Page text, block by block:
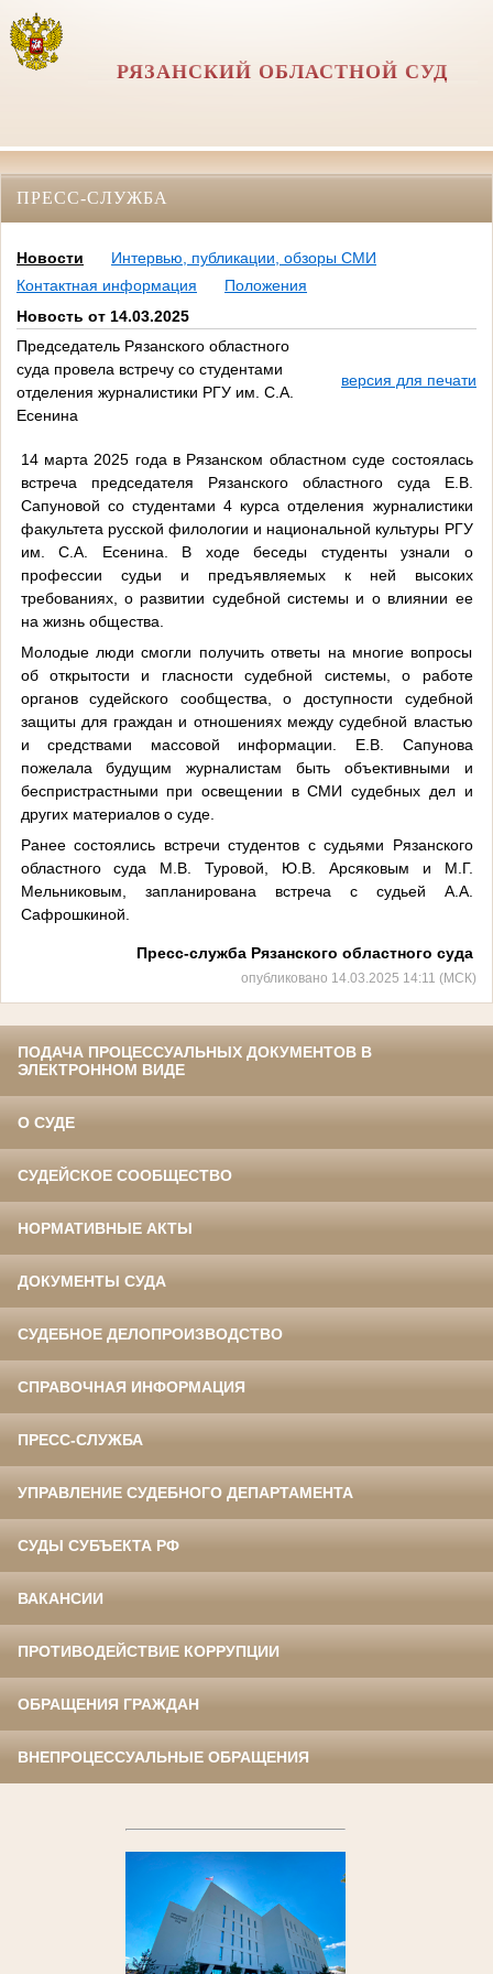
РЯЗАНСКИЙ ОБЛАСТНОЙ СУД
ПРЕСС-СЛУЖБА
Новости
Интервью, публикации, обзоры СМИ
Контактная информация
Положения
Новость от 14.03.2025
Председатель Рязанского областного
суда провела встречу со студентами
отделения журналистики РГУ им. С.А.
Есенина
версия для печати
14 марта 2025 года в Рязанском областном суде состоялась
встреча председателя Рязанского областного суда Е.В.
Сапуновой со студентами 4 курса отделения журналистики
факультета русской филологии и национальной культуры РГУ
им. С.А. Есенина. В ходе беседы студенты узнали о
профессии судьи и предъявляемых к ней высоких
требованиях, о развитии судебной системы и о влиянии ее
на жизнь общества.
Молодые люди смогли получить ответы на многие вопросы
об открытости и гласности судебной системы, о работе
органов судейского сообщества, о доступности судебной
защиты для граждан и отношениях между судебной властью
и средствами массовой информации. Е.В. Сапунова
пожелала будущим журналистам быть объективными и
беспристрастными при освещении в СМИ судебных дел и
других материалов о суде.
Ранее состоялись встречи студентов с судьями Рязанского
областного суда М.В. Туровой, Ю.В. Арсяковым и М.Г.
Мельниковым, запланирована встреча с судьей А.А.
Сафрошкиной.
Пресс-служба Рязанского областного суда
опубликовано 14.03.2025 14:11 (МСК)
ПОДАЧА ПРОЦЕССУАЛЬНЫХ ДОКУМЕНТОВ В
ЭЛЕКТРОННОМ ВИДЕ
О СУДЕ
СУДЕЙСКОЕ СООБЩЕСТВО
НОРМАТИВНЫЕ АКТЫ
ДОКУМЕНТЫ СУДА
СУДЕБНОЕ ДЕЛОПРОИЗВОДСТВО
СПРАВОЧНАЯ ИНФОРМАЦИЯ
ПРЕСС-СЛУЖБА
УПРАВЛЕНИЕ СУДЕБНОГО ДЕПАРТАМЕНТА
СУДЫ СУБЪЕКТА РФ
ВАКАНСИИ
ПРОТИВОДЕЙСТВИЕ КОРРУПЦИИ
ОБРАЩЕНИЯ ГРАЖДАН
ВНЕПРОЦЕССУАЛЬНЫЕ ОБРАЩЕНИЯ